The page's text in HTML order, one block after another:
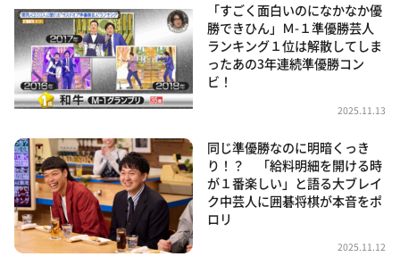
「すごく面白いのになかなか優
勝できひん」Ｍ-１準優勝芸人
ランキング１位は解散してしま
ったあの3年連続準優勝コン
ビ！
2025.11.13
同じ準優勝なのに明暗くっき
り！？ 「給料明細を開ける時
が１番楽しい」と語る大ブレイ
ク中芸人に囲碁将棋が本音をポ
ロリ
2025.11.12